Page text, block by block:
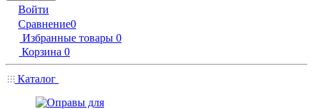
Войти
Сравнение0
Избранные товары 0
Корзина 0
Каталог